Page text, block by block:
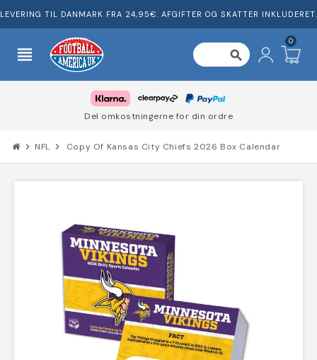
LEVERING TIL DANMARK FRA 24,95€. AFGIFTER OG SKATTER INKLUDERET.
view_headline search
0
Del omkostningerne for din ordre
chevron_right NFL chevron_right Copy Of Kansas City Chiefs 2026 Box Calendar